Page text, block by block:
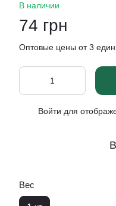
В наличии
74 грн
Оптовые цены от 3
Войти для
Вес